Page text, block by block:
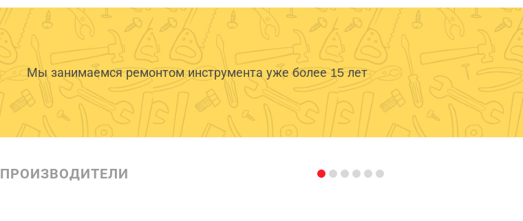
Мы занимаемся ремонтом инструмента уже более 15 лет
ПРОИЗВОДИТЕЛИ